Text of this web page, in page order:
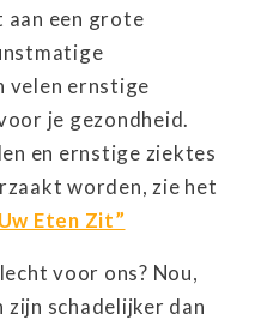
aan een grote
velen ernstige
je gezondheid.
en ernstige ziektes
worden, zie het
Eten Zit”
voor ons? Nou,
schadelijker dan